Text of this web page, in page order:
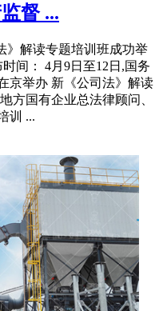
督 ...
》解读专题培训班成功举
间： 4月9日至12日,国务
京举办 新《公司法》解读
方国有企业总法律顾问、
训 ...